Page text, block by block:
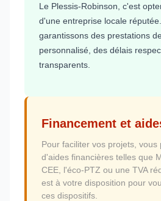
Le Plessis-Robinson, c'est
d'une entreprise locale
garantissons des prestations
personnalisé, des délais
transparents.
Financement et
Pour faciliter vos projets, vous
d'aides financières telles que
CEE, l'éco-PTZ ou une TVA
est à votre disposition pour
ces dispositifs.